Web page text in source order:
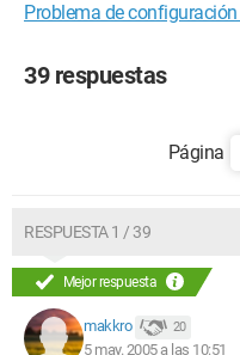
Problema de
39 respuestas
RESPUESTA 1 / 39
Mejor respuesta
makkro 20
5 may. 2005 a las 10:51